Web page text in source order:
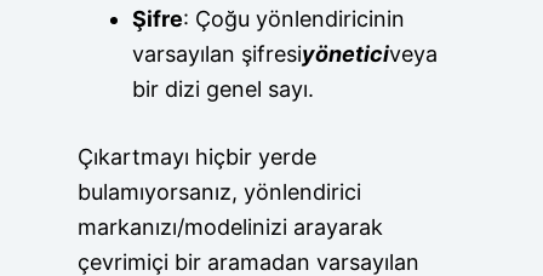
Şifre: Çoğu yönlendiricinin
varsayılan şifresiyöneticiveya
bir dizi genel sayı.
Çıkartmayı hiçbir yerde
bulamıyorsanız, yönlendirici
markanızı/modelinizi arayarak
çevrimiçi bir aramadan varsayılan